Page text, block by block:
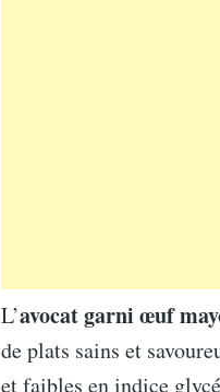
L’avocat garni œuf
de plats sains et
et faibles en indice